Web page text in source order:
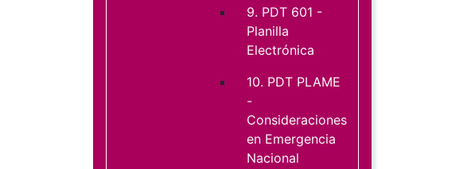
9. PDT 601 -
Planilla
Electrónica
10. PDT PLAME
-
Consideraciones
en Emergencia
Nacional